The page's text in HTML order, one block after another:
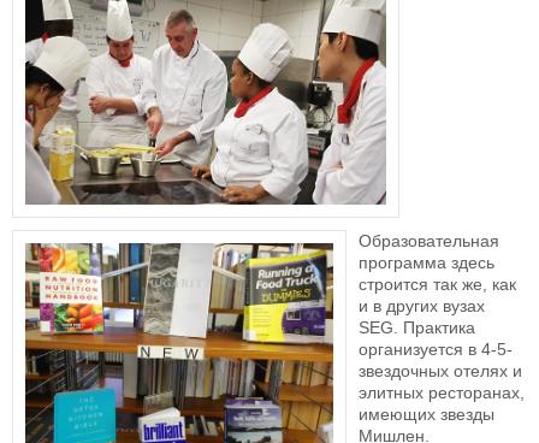
Образовательная
программа здесь
строится так же, как
и в других вузах
SEG. Практика
организуется в 4-5-
звездочных отелях и
элитных ресторанах,
имеющих звезды
Мишлен.